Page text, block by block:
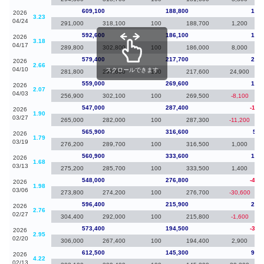
2026
04/24
3.23
609,100 188,800
291,000
318,100 100 188,700 1,200
2026
04/17
3.18
592,600 186,100
289,800
302,800 100 186,000 8,000
2026
04/10
2.66
579,400 217,700
281,800
297,600 100 217,600 24,900
2026
04/03
2.07
559,000 269,600
256,900
302,100 100 269,500 -8,100
2026
03/27
1.90
547,000 287,400
-
265,000
282,000 100 287,300 -11,200
2026
03/19
1.79
565,900 316,600
276,200
289,700 100 316,500 1,000
2026
03/13
1.68
560,900 333,600
275,200
285,700 100 333,500 1,400
2026
03/06
1.98
548,000 276,800
-
273,800
274,200 100 276,700 -30,600
2026
02/27
2.76
596,400 215,900
304,400
292,000 100 215,800 -1,600
2026
02/20
2.95
573,400 194,500
-
306,000
267,400 100 194,400 2,900
2026
02/13
4.22
612,500 145,300
スクロールできます